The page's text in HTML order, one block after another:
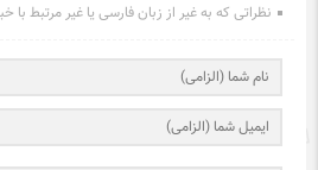
نظراتی که به غیر از زبان فارسی یا غیر مرتبط